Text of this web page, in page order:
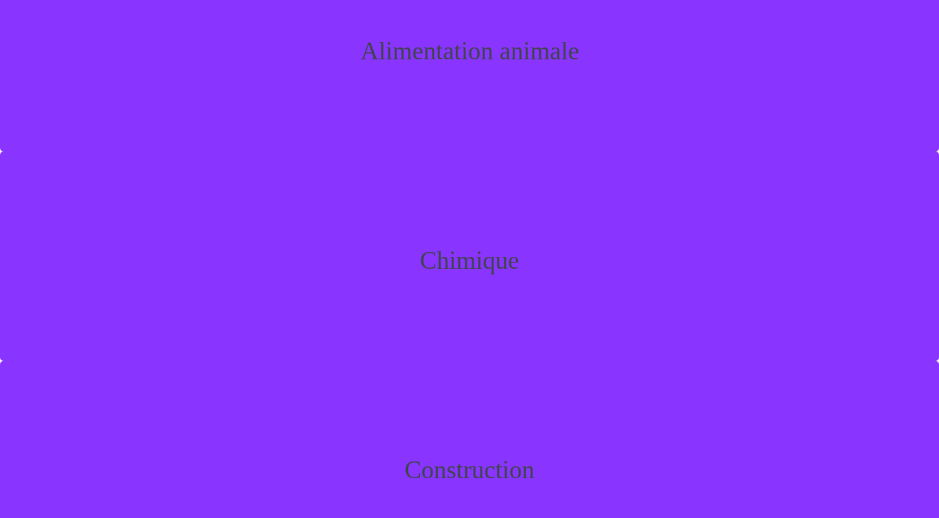
Alimentation animale
Alimentation animale
Chimique
Chimique
Construction
Construction